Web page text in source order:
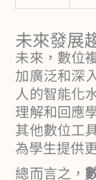
未來發展
未來，數位
加廣泛和深
人的智能化
理解和回應
其他數位工
為學生提供
總而言之，